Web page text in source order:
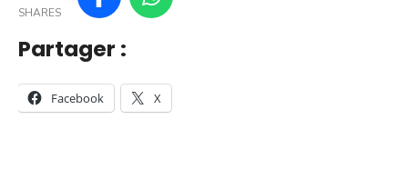
SHARES
Partager :
Facebook X